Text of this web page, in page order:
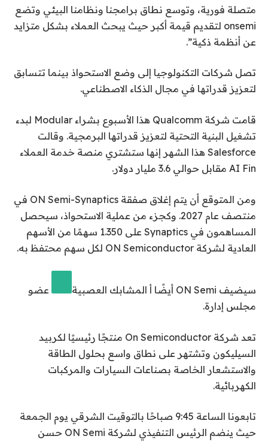
متصلة فورية، وتوسع نطاق برامجنا ونظامنا البيئي وتضع
onsemi لتقديم قيمة أكبر حيث يبحث العملاء بشكل متزايد
عن أنظمة ذكية”.
تصل شركات التكنولوجيا إلى وضع الاستحواذ بينما تتسابق
لتعزيز قدراتها في مجال الذكاء الاصطناعي.
قامت شركة Qualcomm هذا الأسبوع بشراء Modular لبدء
تشغيل البنية التحتية لتعزيز قدراتها البرمجية. وقالت
Salesforce هذا الشهر إنها ستشتري منصة خدمة العملاء
AI Fin مقابل حوالي 3.6 مليار دولار.
ومن المتوقع أن يتم إغلاق صفقة ON Semi-Synaptics في
منتصف عام 2027. وكجزء من عملية الاستحواذ، سيحصل
المساهمون في Synaptics على 1.350 سهمًا من الأسهم
العادية لشركة ON Semiconductor لكل سهم محتفظ به.
سيضيف ON Semi أيضًا أ المشابك العصبية
عضو
مجلس إدارة.
تعد شركة On Semiconductor منتجًا رئيسيًا لكربيد
السيليكون وتشتهر على نطاق واسع بحلول الطاقة
والاستشعار الخاصة بصناعات السيارات والمركبات
الكهربائية.
تابعونا الساعة 9:45 صباحًا بالتوقيت الشرقي يوم الجمعة
حيث ينضم الرئيس التنفيذي لشركة ON Semi حسن